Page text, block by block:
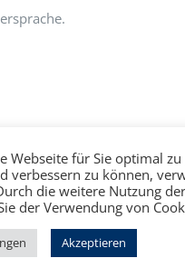
Impressum Datenschutz©
Facebook
Webseite für Sie optimal
verbessern zu können,
die weitere Nutzung
der Verwendung von
Akzeptieren